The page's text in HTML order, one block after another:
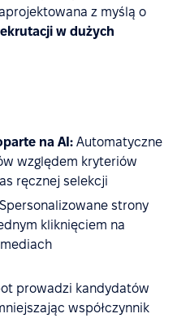
z myślą o
w dużych
na AI: Automatyczne
względem kryteriów
ręcznej selekcji
Spersonalizowane strony
kliknięciem na
prowadzi kandydatów
współczynnik